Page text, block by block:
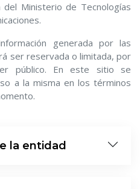
Ministerio de Tecnologías
generada por las
ser reservada o limitada, por
público. En este sitio se
a la misma en los términos
la entidad